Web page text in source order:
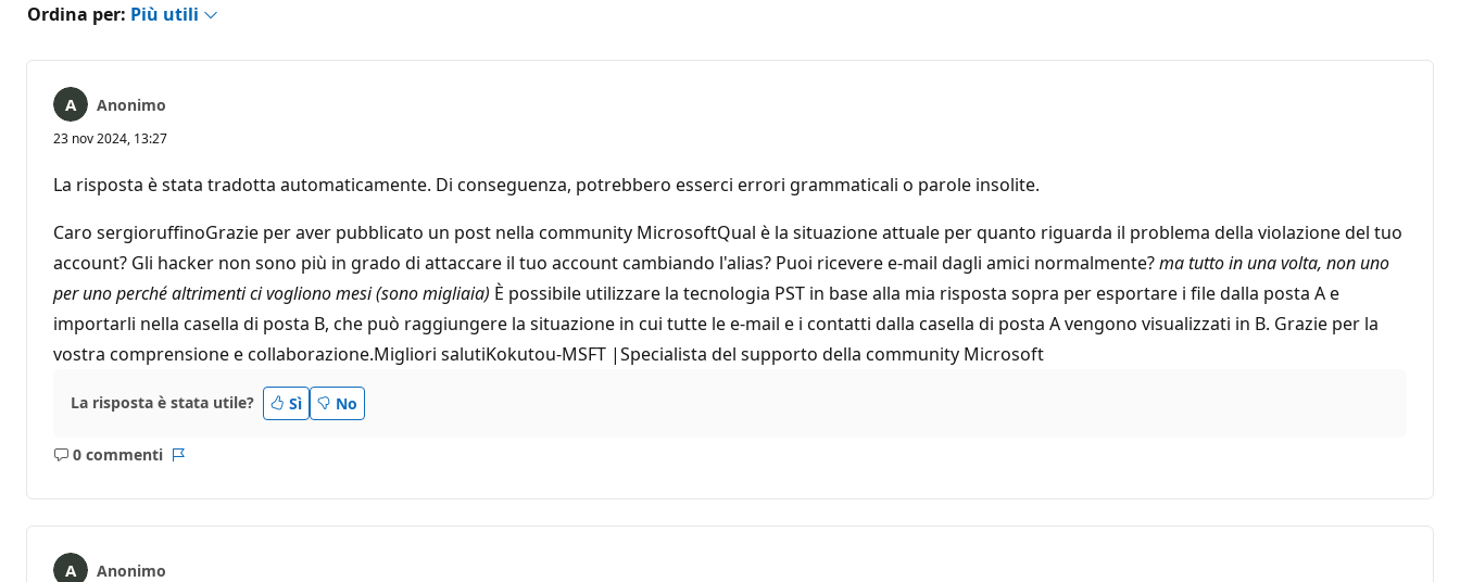
Ordina per: Più utili
Anonimo
23 nov 2024, 13:27
La risposta è stata tradotta automaticamente. Di conseguenza, potrebbero esserci errori grammaticali o parole insolite.
Caro sergioruffinoGrazie per aver pubblicato un post nella community MicrosoftQual è la situazione attuale per quanto riguarda il problema della violazione del tuo
account? Gli hacker non sono più in grado di attaccare il tuo account cambiando l'alias? Puoi ricevere e-mail dagli amici normalmente?ma tutto in una volta, non uno
per uno perché altrimenti ci vogliono mesi (sono migliaia) È possibile utilizzare la tecnologia PST in base alla mia risposta sopra per esportare i file dalla posta A e
importarli nella casella di posta B, che può raggiungere la situazione in cui tutte le e-mail e i contatti dalla casella di posta A vengono visualizzati in B. Grazie per la
vostra comprensione e collaborazione.Migliori salutiKokutou-MSFT |Specialista del supporto della community Microsoft
La risposta è stata utile? Sì No
0 commenti
Nessun
Anonimo